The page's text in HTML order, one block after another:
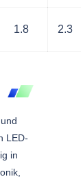
1.8 2.3
LED-
in